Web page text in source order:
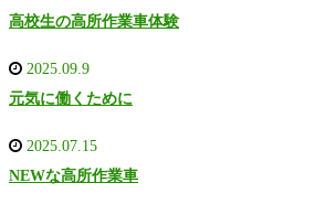
高校生の高所作業車体験
2025.09.9
元気に働くために
2025.07.15
NEWな高所作業車